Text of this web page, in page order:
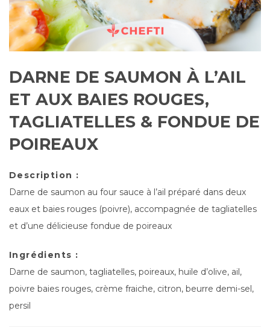
DARNE DE SAUMON À L’AIL
ET AUX BAIES ROUGES,
TAGLIATELLES & FONDUE DE
POIREAUX
Description :
Darne de saumon au four sauce à l’ail préparé dans deux
eaux et baies rouges (poivre), accompagnée de tagliatelles
et d’une délicieuse fondue de poireaux
Ingrédients :
Darne de saumon, tagliatelles, poireaux, huile d’olive, ail,
poivre baies rouges, crème fraiche, citron, beurre demi-sel,
persil